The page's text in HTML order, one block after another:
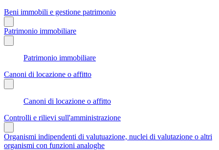
Beni immobili e gestione patrimonio
Patrimonio immobiliare
Patrimonio immobiliare
Canoni di locazione o affitto
Canoni di locazione o affitto
Controlli e rilievi sull'amministrazione
Organismi indipendenti di valutuazione, nuclei di valutazione o altri
organismi con funzioni analoghe